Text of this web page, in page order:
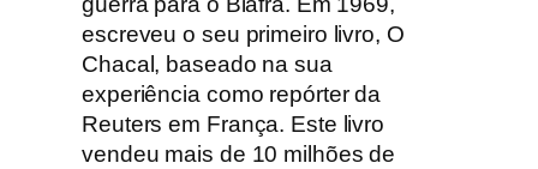
escreveu o seu primeiro livro, O
Chacal, baseado na sua
experiência como repórter da
Reuters em França. Este livro
vendeu mais de 10 milhões de